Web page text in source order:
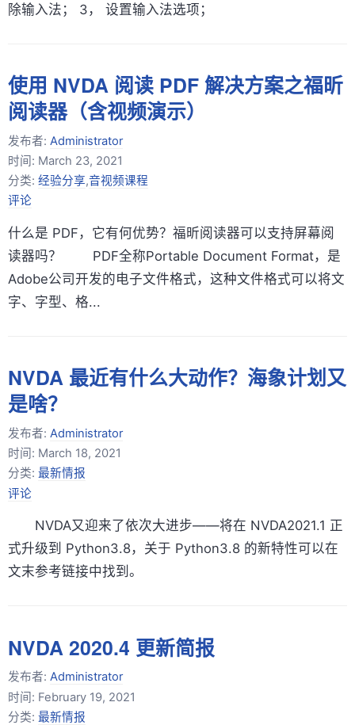
除输入法； 3， 设置输入法选项；
使用 NVDA 阅读 PDF 解决方案之福昕
阅读器（含视频演示）
发布者: Administrator
时间: March 23, 2021
分类: 经验分享,音视频课程
评论
什么是 PDF，它有何优势？福昕阅读器可以支持屏幕阅
读器吗？ PDF全称Portable Document Format，是
Adobe公司开发的电子文件格式，这种文件格式可以将文
字、字型、格...
NVDA 最近有什么大动作？海象计划又
是啥？
发布者: Administrator
时间: March 18, 2021
分类: 最新情报
评论
NVDA又迎来了依次大进步——将在 NVDA2021.1 正
式升级到 Python3.8，关于 Python3.8 的新特性可以在
文末参考链接中找到。
NVDA 2020.4 更新简报
发布者: Administrator
时间: February 19, 2021
分类: 最新情报